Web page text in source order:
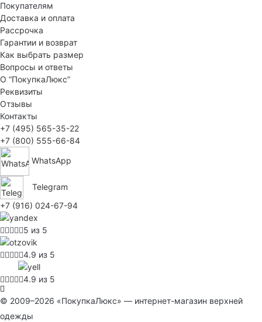
Покупателям
Доставка и оплата
Рассрочка
Гарантии и возврат
Как выбрать размер
Вопросы и ответы
О “ПокупкаЛюкс”
Реквизиты
Отзывы
Контакты
+7 (495) 565-35-22
+7 (800) 555-66-84
WhatsApp
Telegram
+7 (916) 024-67-94
5 из 5
4.9 из 5
4.9 из 5
© 2009–2026 «ПокупкаЛюкс» — интернет-магазин верхней
одежды